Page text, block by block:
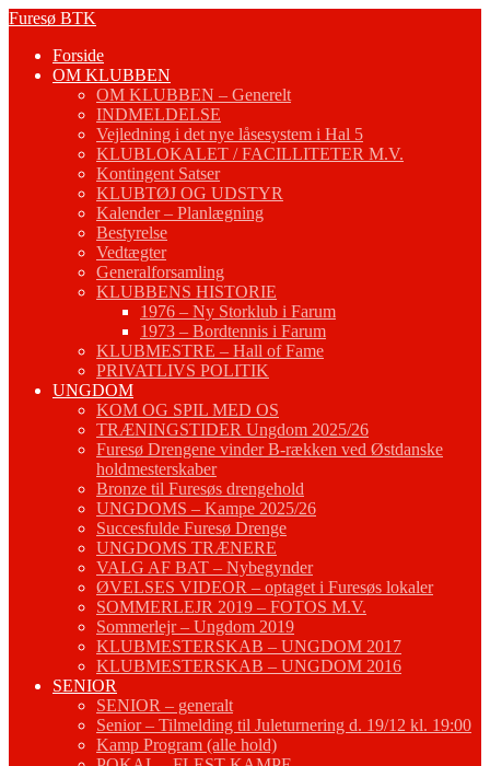
Fortsæt
indhold
Furesø BTK
Forside
OM KLUBBEN
OM KLUBBEN – Generelt
INDMELDELSE
Vejledning i det nye låsesystem i Hal 5
KLUBLOKALET / FACILLITETER M.V.
Kontingent Satser
KLUBTØJ OG UDSTYR
Kalender – Planlægning
Bestyrelse
Vedtægter
Generalforsamling
KLUBBENS HISTORIE
1976 – Ny Storklub i Farum
1973 – Bordtennis i Farum
KLUBMESTRE – Hall of Fame
PRIVATLIVS POLITIK
UNGDOM
KOM OG SPIL MED OS
TRÆNINGSTIDER Ungdom 2025/26
Furesø Drengene vinder B-rækken ved Østdanske
holdmesterskaber
Bronze til Furesøs drengehold
UNGDOMS – Kampe 2025/26
Succesfulde Furesø Drenge
UNGDOMS TRÆNERE
VALG AF BAT – Nybegynder
ØVELSES VIDEOR – optaget i Furesøs lokaler
SOMMERLEJR 2019 – FOTOS M.V.
Sommerlejr – Ungdom 2019
KLUBMESTERSKAB – UNGDOM 2017
KLUBMESTERSKAB – UNGDOM 2016
SENIOR
SENIOR – generalt
Senior – Tilmelding til Juleturnering d. 19/12 kl. 19:00
Kamp Program (alle hold)